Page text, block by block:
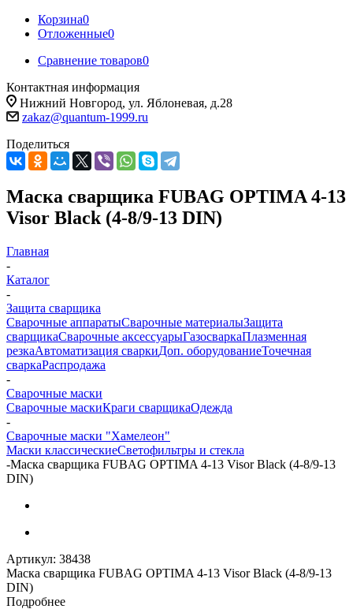
Корзина0
Отложенные0
Сравнение товаров0
Контактная информация
Нижний Новгород, ул. Яблоневая, д.28
zakaz@quantum-1999.ru
Поделиться
Маска сварщика FUBAG OPTIMA 4-13
Visor Black (4-8/9-13 DIN)
Главная
-
Каталог
-
Защита сварщика
Сварочные аппаратыСварочные материалыЗащита
сварщикаСварочные аксессуарыГазосваркаПлазменная
резкаАвтоматизация сваркиДоп. оборудованиеТочечная
сваркаРаспродажа
-
Сварочные маски
Сварочные маскиКраги сварщикаОдежда
-
Сварочные маски "Хамелеон"
Маски классическиеСветофильтры и стекла
-Маска сварщика FUBAG OPTIMA 4-13 Visor Black (4-8/9-13
DIN)
Артикул: 38438
Маска сварщика FUBAG OPTIMA 4-13 Visor Black (4-8/9-13
DIN)
Подробнее